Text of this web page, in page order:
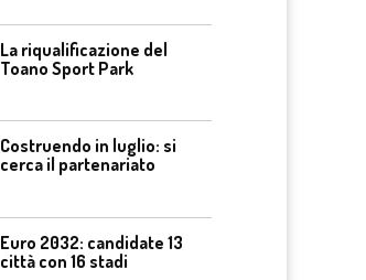
La riqualificazione del
Toano Sport Park
Costruendo in luglio: si
cerca il partenariato
Euro 2032: candidate 13
città con 16 stadi